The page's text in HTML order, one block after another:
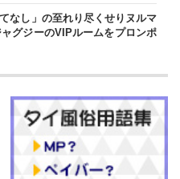
なし」の至れり尽くせりヌルマ
グジーのVIPルームをプロンポ